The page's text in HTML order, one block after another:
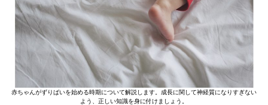
赤ちゃんがずりばいを始める時期について解説します。成長に関して神経質になりすぎない
よう、正しい知識を身に付けましょう。